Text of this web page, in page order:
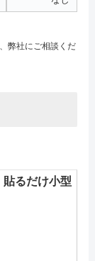
弊社にご相談くだ
貼るだけ小型